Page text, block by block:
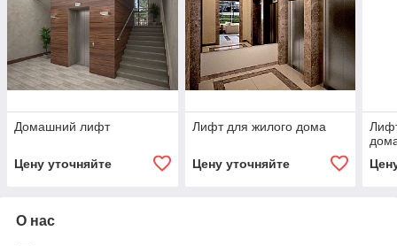
Домашний лифт
Цену уточняйте
Лифт для жилого дома
Цену уточняйте
О нас